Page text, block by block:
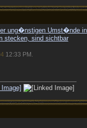
ung�nstigen Umst�nde
stecken, sind sichtbar
12:33 PM